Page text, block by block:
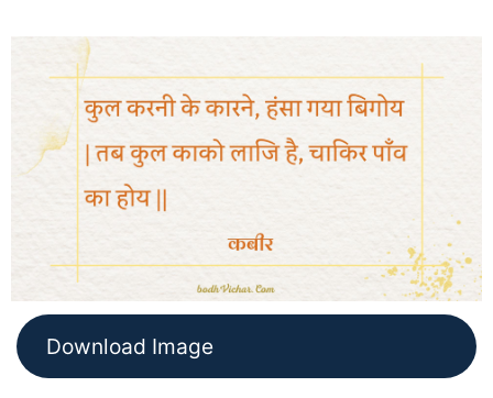
Download Image